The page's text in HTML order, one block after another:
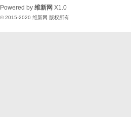
Powered by 维新网 X1.0
© 2015-2020 维新网 版权所有